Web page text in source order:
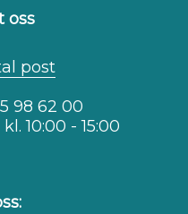
oss
post
98 62 00
10:00 - 15:00